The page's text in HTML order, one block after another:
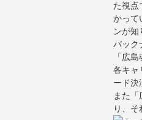
た視点
かって
ンが知
バック
「広
各キャ
ード決
また
り、そ